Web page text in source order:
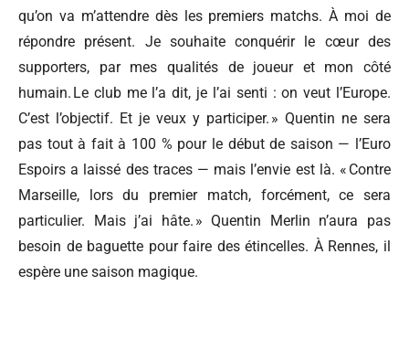
qu’on va m’attendre dès les premiers matchs. À moi de
répondre présent. Je souhaite conquérir le cœur des
supporters, par mes qualités de joueur et mon côté
humain. Le club me l’a dit, je l’ai senti : on veut l’Europe.
C’est l’objectif. Et je veux y participer. » Quentin ne sera
pas tout à fait à 100 % pour le début de saison — l’Euro
Espoirs a laissé des traces — mais l’envie est là. « Contre
Marseille, lors du premier match, forcément, ce sera
particulier. Mais j’ai hâte. » Quentin Merlin n’aura pas
besoin de baguette pour faire des étincelles. À Rennes, il
espère une saison magique.